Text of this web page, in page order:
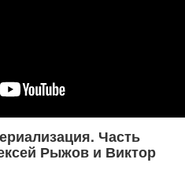
Часть
Рыжов и Виктор